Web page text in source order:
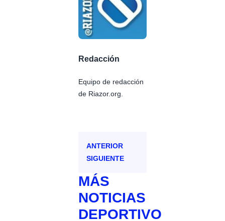
Redacción
Equipo de redacción
de Riazor.org.
ANTERIOR
SIGUIENTE
MÁS
NOTICIAS
DEPORTIVO